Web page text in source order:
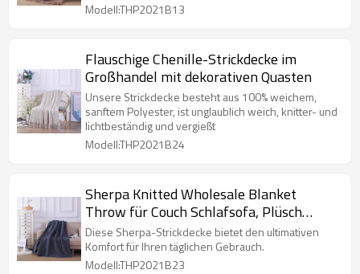
Modell:THP2021B13
Flauschige Chenille-Strickdecke im
Großhandel mit dekorativen Quasten
Unsere Strickdecke besteht aus 100% weichem,
sanftem Polyester, ist unglaublich weich, knitter- und
lichtbeständig und vergießt
Modell:THP2021B24
Sherpa Knitted Wholesale Blanket
Throw für Couch Schlafsofa, Plüsch
Chevron Throw Fleece Blanket
Diese Sherpa-Strickdecke bietet den ultimativen
Komfort für Ihren täglichen Gebrauch.
Modell:THP2021B23